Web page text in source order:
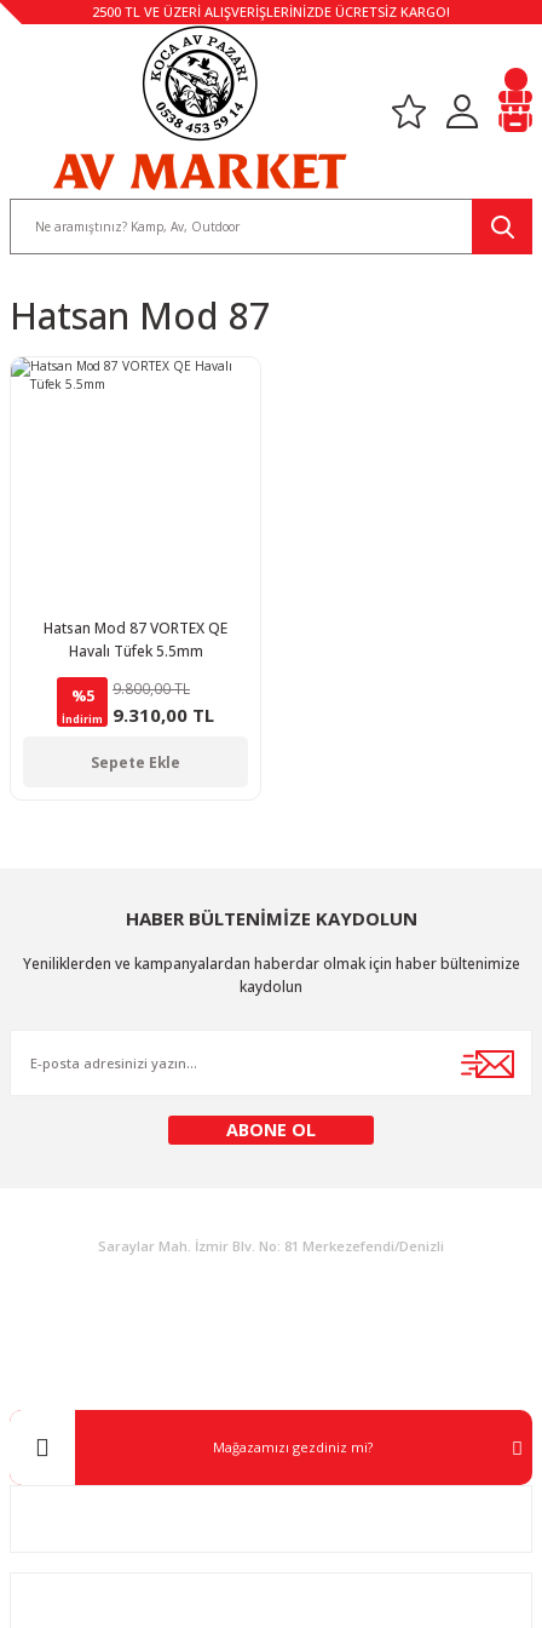
2500 TL VE ÜZERİ ALIŞVERİŞLERİNİZDE ÜCRETSİZ KARGO!
Hatsan Mod 87
Hatsan Mod 87 VORTEX QE
Havalı Tüfek 5.5mm
%5
İndirim
9.800,00 TL
9.310,00 TL
Sepete Ekle
HABER BÜLTENİMİZE KAYDOLUN
Yeniliklerden ve kampanyalardan haberdar olmak için haber bültenimize
kaydolun
ABONE OL
Saraylar Mah. İzmir Blv. No: 81 Merkezefendi/Denizli
Mağazamızı gezdiniz mi?